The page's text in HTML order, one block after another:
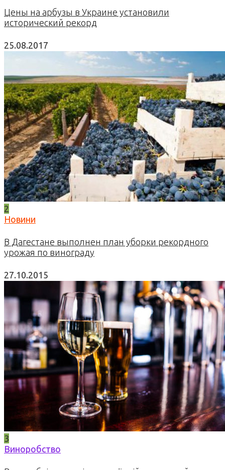
Цены на арбузы в Украине установили
исторический рекорд
25.08.2017
2
Новини
В Дагестане выполнен план уборки рекордного
урожая по винограду
27.10.2015
3
Виноробство